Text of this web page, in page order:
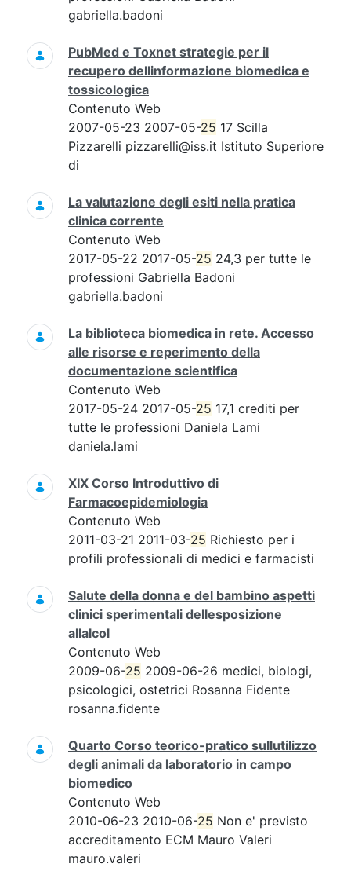
gabriella.badoni
PubMed e Toxnet strategie per il
recupero dellinformazione biomedica e
tossicologica
Contenuto Web
2007-05-23 2007-05-25 17 Scilla
Pizzarelli pizzarelli@iss.it Istituto Superiore
di
La valutazione degli esiti nella pratica
clinica corrente
Contenuto Web
2017-05-22 2017-05-25 24,3 per tutte le
professioni Gabriella Badoni
gabriella.badoni
La biblioteca biomedica in rete. Accesso
alle risorse e reperimento della
documentazione scientifica
Contenuto Web
2017-05-24 2017-05-25 17,1 crediti per
tutte le professioni Daniela Lami
daniela.lami
XIX Corso Introduttivo di
Farmacoepidemiologia
Contenuto Web
2011-03-21 2011-03-25 Richiesto per i
profili professionali di medici e farmacisti
Salute della donna e del bambino aspetti
clinici sperimentali dellesposizione
allalcol
Contenuto Web
2009-06-25 2009-06-26 medici, biologi,
psicologici, ostetrici Rosanna Fidente
rosanna.fidente
Quarto Corso teorico-pratico sullutilizzo
degli animali da laboratorio in campo
biomedico
Contenuto Web
2010-06-23 2010-06-25 Non e' previsto
accreditamento ECM Mauro Valeri
mauro.valeri